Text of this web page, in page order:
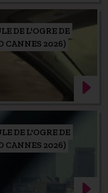
DE L'OGRE DE
CANNES 2026)
DE L'OGRE DE
CANNES 2026)